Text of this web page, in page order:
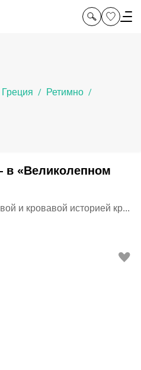
Греция / Ретимно /
в «Великолепном
и кровавой историей кр...